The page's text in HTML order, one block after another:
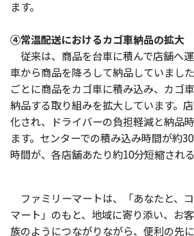
ます。
④常温配送におけるカゴ車納品の拡大
従来は、商品を台車に積んで店舗へ
車から商品を降ろして納品していまし
ごとに商品をカゴ車に積み込み、カゴ
納品する取り組みを拡大しています。
化され、ドライバーの負担軽減と納品
ます。センターでの積み込み時間が約
時間が、各店舗あたり約10分短縮され
ファミリーマートは、「あなたと、
マート」のもと、地域に寄り添い、お
族のようにつながりながら、便利の先